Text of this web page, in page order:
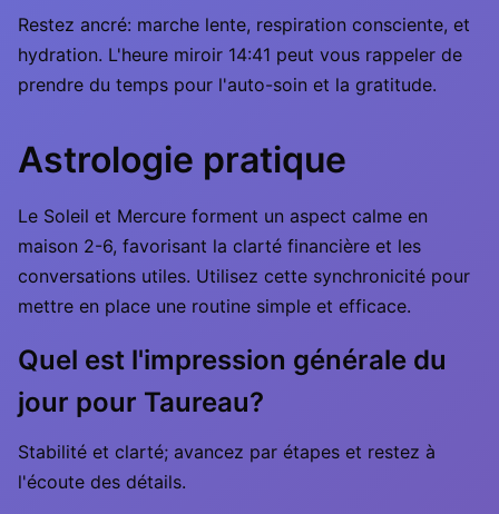
Restez ancré: marche lente, respiration consciente, et
hydration. L'heure miroir 14:41 peut vous rappeler de
prendre du temps pour l'auto-soin et la gratitude.
Astrologie pratique
Le Soleil et Mercure forment un aspect calme en
maison 2-6, favorisant la clarté financière et les
conversations utiles. Utilisez cette synchronicité pour
mettre en place une routine simple et efficace.
Quel est l'impression générale du
jour pour Taureau?
Stabilité et clarté; avancez par étapes et restez à
l'écoute des détails.